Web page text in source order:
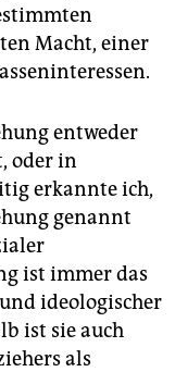
Macht, einer
entweder
oder in
erkannte ich,
genannt
ist immer das
ideologischer
ist sie auch
als